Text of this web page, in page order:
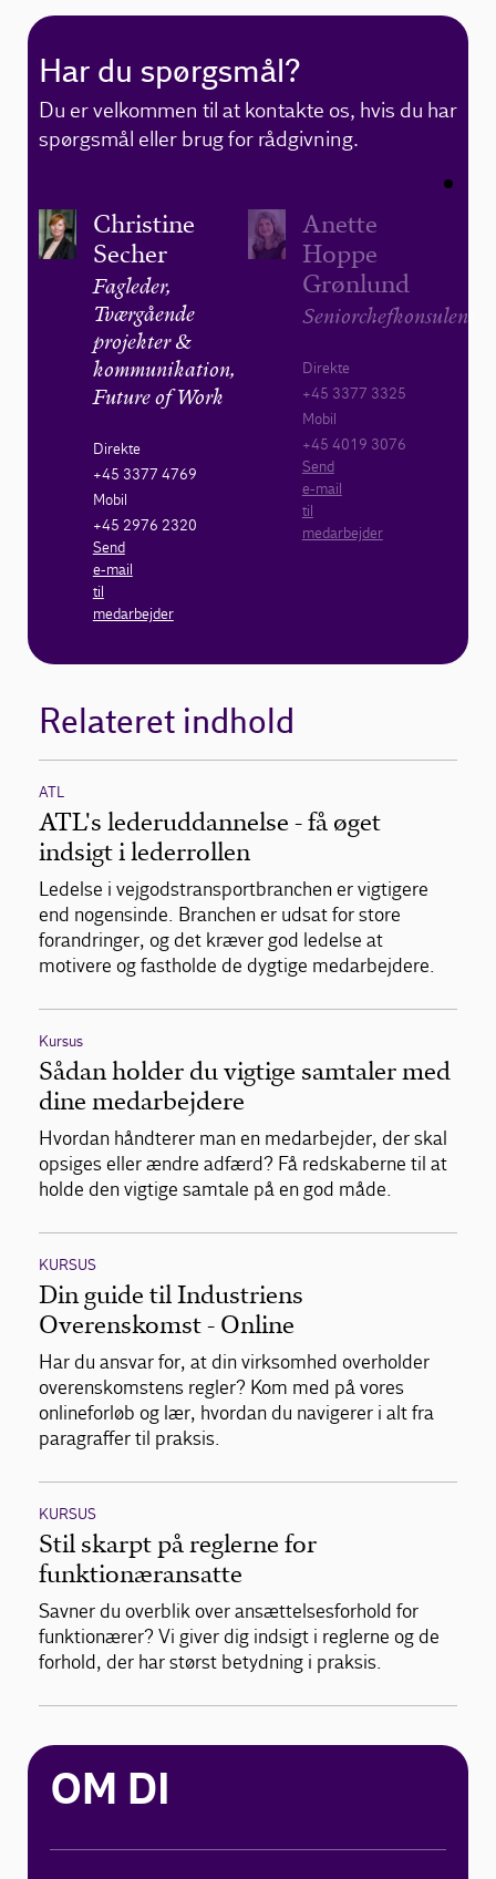
Har du spørgsmål?
Du er velkommen til at kontakte os, hvis du har
spørgsmål eller brug for rådgivning.
Christine
Secher
Fagleder,
Tværgående
projekter &
kommunikation,
Future of Work
Direkte
+45 3377 4769
Mobil
+45 2976 2320
Send
e-mail
til
medarbejder
Anette
Hoppe
Grønlund
Seniorchefkonsulent
Direkte
+45 3377 3325
Mobil
+45 4019 3076
Send
e-mail
til
medarbejder
Relateret indhold
ATL
ATL's lederuddannelse - få øget
indsigt i lederrollen
Ledelse i vejgodstransportbranchen er vigtigere
end nogensinde. Branchen er udsat for store
forandringer, og det kræver god ledelse at
motivere og fastholde de dygtige medarbejdere.
Kursus
Sådan holder du vigtige samtaler med
dine medarbejdere
Hvordan håndterer man en medarbejder, der skal
opsiges eller ændre adfærd? Få redskaberne til at
holde den vigtige samtale på en god måde.
KURSUS
Din guide til Industriens
Overenskomst - Online
Har du ansvar for, at din virksomhed overholder
overenskomstens regler? Kom med på vores
onlineforløb og lær, hvordan du navigerer i alt fra
paragraffer til praksis.
KURSUS
Stil skarpt på reglerne for
funktionæransatte
Savner du overblik over ansættelsesforhold for
funktionærer? Vi giver dig indsigt i reglerne og de
forhold, der har størst betydning i praksis.
OM DI